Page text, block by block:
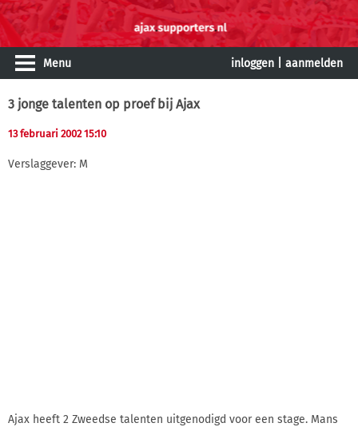
Menu inloggen aanmelden
3 jonge talenten op proef bij Ajax
13 februari 2002 15:10
Verslaggever: M
Ajax heeft 2 Zweedse talenten uitgenodigd voor een stage. Mans